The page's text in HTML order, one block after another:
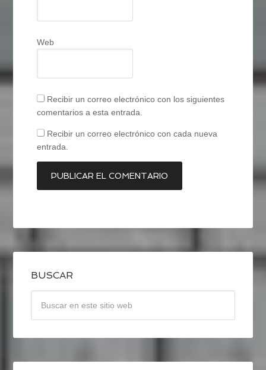
Web
Recibir un correo electrónico con los siguientes
comentarios a esta entrada.
Recibir un correo electrónico con cada nueva
entrada.
BUSCAR